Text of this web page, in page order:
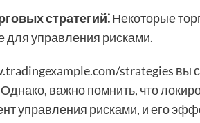
стратегий⁚Некоторые
для управления рисками.
strategies вы
важно помнить, что
управления рисками, и его